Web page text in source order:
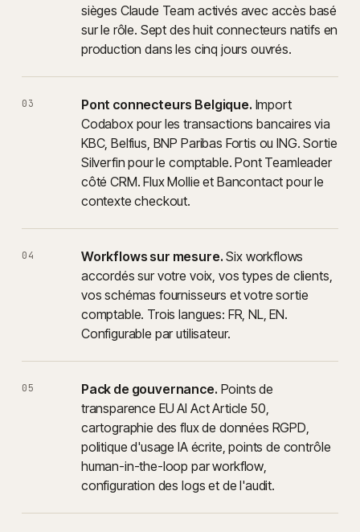
sièges Claude Team activés avec accès basé
sur le rôle. Sept des huit connecteurs natifs en
production dans les cinq jours ouvrés.
03 Pont connecteurs Belgique. Import
Codabox pour les transactions bancaires via
KBC, Belfius, BNP Paribas Fortis ou ING. Sortie
Silverfin pour le comptable. Pont Teamleader
côté CRM. Flux Mollie et Bancontact pour le
contexte checkout.
04 Workflows sur mesure. Six workflows
accordés sur votre voix, vos types de clients,
vos schémas fournisseurs et votre sortie
comptable. Trois langues: FR, NL, EN.
Configurable par utilisateur.
05 Pack de gouvernance. Points de
transparence EU AI Act Article 50,
cartographie des flux de données RGPD,
politique d'usage IA écrite, points de contrôle
human-in-the-loop par workflow,
configuration des logs et de l'audit.